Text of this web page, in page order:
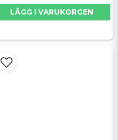
LÄGG I VARUKORGEN